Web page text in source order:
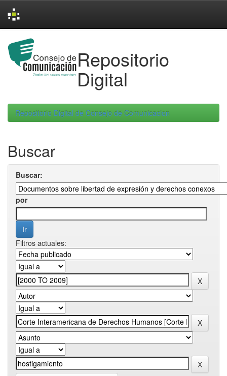
navigation
Repositorio
Digital
Repositorio Digital de Consejo de Comunicacion
Buscar
Buscar:
por
Filtros actuales: